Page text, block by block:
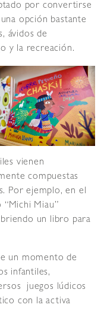
por convertirse
opción bastante
ávidos de
y la recreación.
vienen
compuestas
Por ejemplo, en el
Miau”
un libro para
un momento de
infantiles,
juegos lúdicos
con la activa